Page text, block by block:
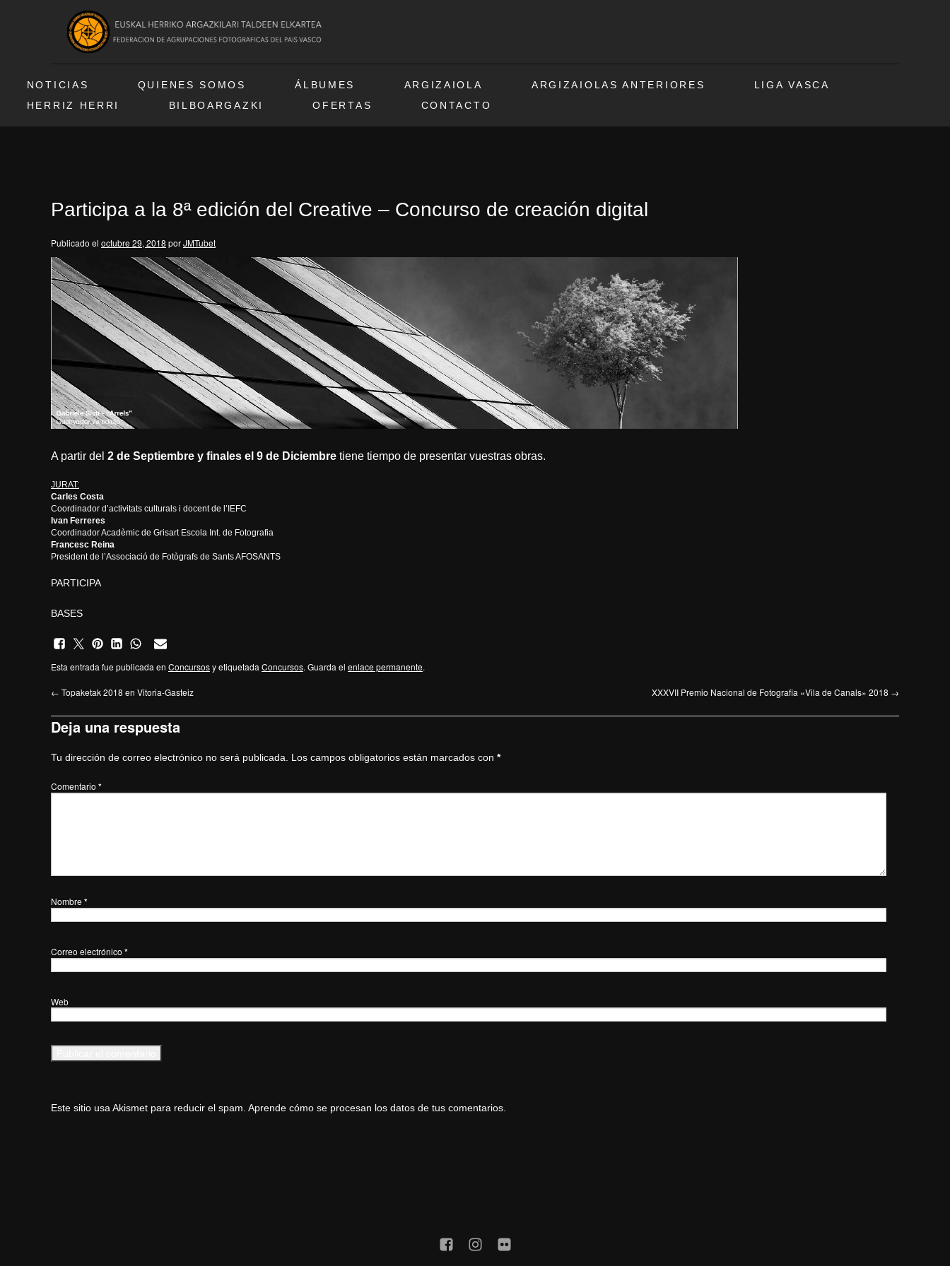
NOTICIAS QUIENES SOMOS ÁLBUMES ARGIZAIOLA ARGIZAIOLAS ANTERIORES
LIGA VASCA
HERRIZ HERRI
BILBOARGAZKI OFERTAS CONTACTO
Participa a la 8ª edición del Creative – Concurso de creación digital
Publicado el octubre 29, 2018 porJMTubet
A partir del 2 de Septiembre y finales el 9 de Diciembre tiene tiempo de presentar vuestras obras.
JURAT:
Carles Costa
Coordinador d’activitats culturals i docent de l’IEFC
Ivan Ferreres
Coordinador Acadèmic de Grisart Escola Int. de Fotografia
Francesc Reina
President de l’Associació de Fotògrafs de Sants AFOSANTS
PARTICIPA
BASES
Esta entrada fue publicada en Concursosy etiquetada Concursos. Guarda el enlace permanente.
← Topaketak 2018 en Vitoria-Gasteiz XXXVII Premio Nacional de Fotografia «Vila de Canals» 2018 →
Deja una respuesta
Tu dirección de correo electrónico no será publicada. Los campos obligatorios están marcados con *
Comentario *
Nombre *
Correo electrónico *
Web
Este sitio usa Akismet para reducir el spam. Aprende cómo se procesan los datos de tus comentarios.